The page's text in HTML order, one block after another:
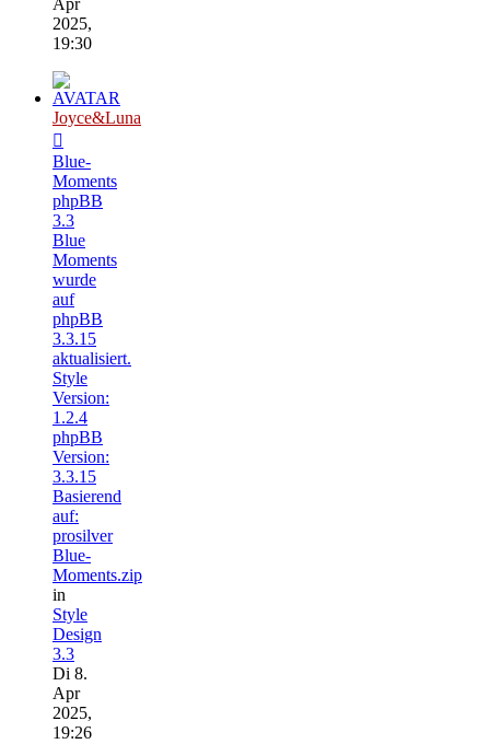
Apr
2025,
19:30
Joyce&Luna
Blue-
Moments
phpBB
3.3
Blue
Moments
wurde
auf
phpBB
3.3.15
aktualisiert.
Style
Version:
1.2.4
phpBB
Version:
3.3.15
Basierend
auf:
prosilver
Blue-
Moments.zip
in
Style
Design
3.3
Di 8.
Apr
2025,
19:26